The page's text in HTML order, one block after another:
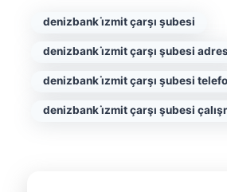
denizbank i̇zmit çarşı şubesi
denizbank i̇zmit çarşı şubesi
denizbank i̇zmit çarşı şubesi
denizbank i̇zmit çarşı şubesi